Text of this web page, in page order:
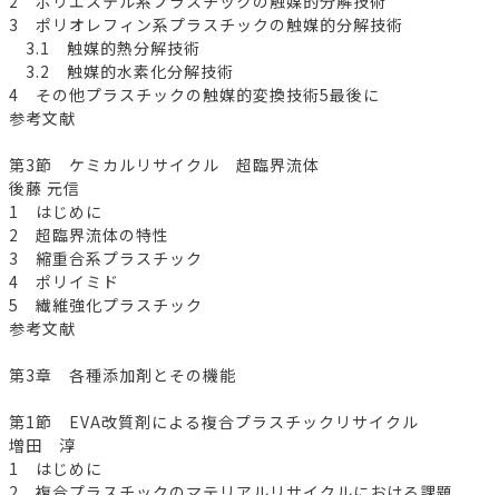
3 ポリオレフィン系プラスチックの触媒的分解技術
3.1 触媒的熱分解技術
3.2 触媒的水素化分解技術
4 その他プラスチックの触媒的変換技術5最後に
参考文献
第3節 ケミカルリサイクル 超臨界流体
後藤 元信
1 はじめに
2 超臨界流体の特性
3 縮重合系プラスチック
4 ポリイミド
5 繊維強化プラスチック
参考文献
第3章 各種添加剤とその機能
第1節 EVA改質剤による複合プラスチックリサイクル
増田 淳
1 はじめに